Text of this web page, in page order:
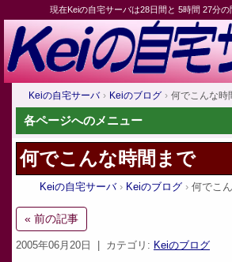
現在Keiの自宅サーバは28日間と 5時間 27分の
Keiの自宅サーバ Keiのブログ 何でこんな時
各ページへのメニュー
何でこんな時間まで
Keiの自宅サーバ Keiのブログ 何でこ
« 前の記事
2005年06月20日 | カテゴリ: Keiのブログ